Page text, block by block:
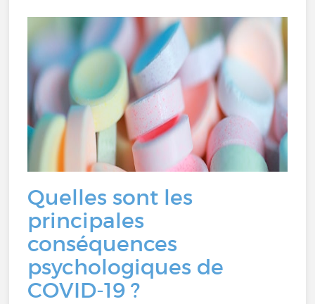
Quelles sont les
principales
conséquences
psychologiques de
COVID-19 ?